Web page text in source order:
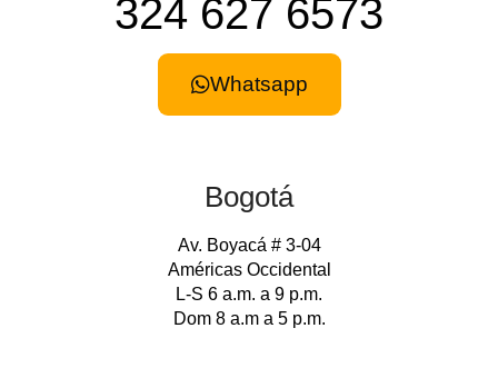
324 627 6573
Whatsapp
Bogotá
Av. Boyacá # 3-04
Américas Occidental
L-S 6 a.m. a 9 p.m.
Dom 8 a.m a 5 p.m.